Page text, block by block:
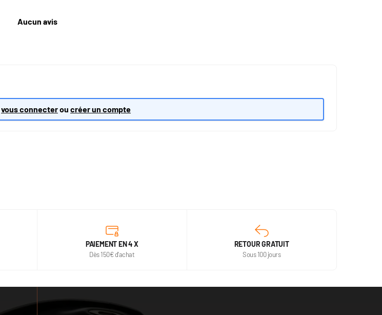
Aucun avis
vous connecterou créer un compte
PAIEMENT EN 4 X
Dès 150€ d'achat
RETOUR GRATUIT
Sous 100 jours